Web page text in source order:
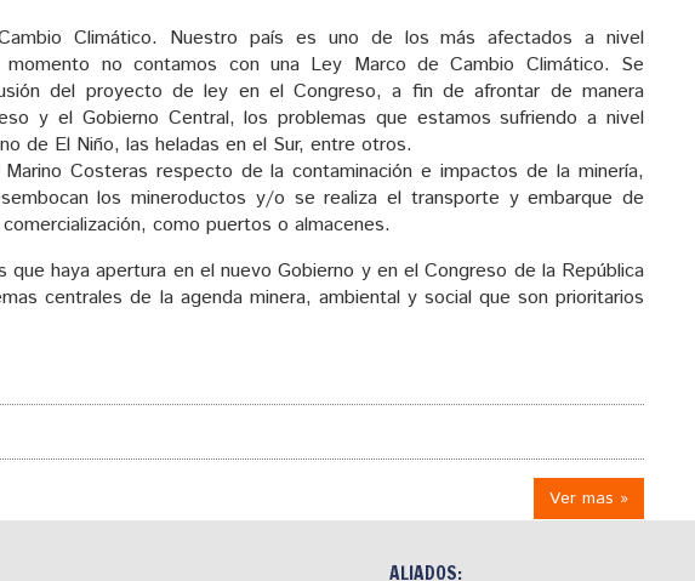
Climático. Nuestro país es uno de los más afectados a nivel
no contamos con una Ley Marco de Cambio Climático. Se
del proyecto de ley en el Congreso, a fin de afrontar de manera
y el Gobierno Central, los problemas que estamos sufriendo a nivel
de El Niño, las heladas en el Sur, entre otros.
Costeras respecto de la contaminación e impactos de la minería,
los mineroductos y/o se realiza el transporte y embarque de
como puertos o almacenes.
que haya apertura en el nuevo Gobierno y en el Congreso de la República
centrales de la agenda minera, ambiental y social que son prioritarios
Ver mas »
ALIADOS: